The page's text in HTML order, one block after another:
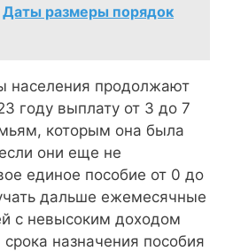
Даты размеры порядок
населения продолжают
году выплату от 3 до 7
которым она была
они еще не
единое пособие от 0 до
дальше ежемесячные
с невысоким доходом
назначения пособия